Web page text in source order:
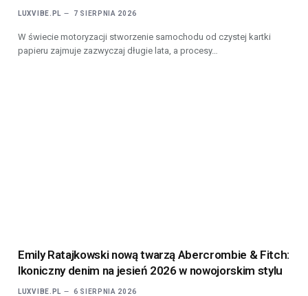
LUXVIBE.PL 7 SIERPNIA 2026
W świecie motoryzacji stworzenie samochodu od czystej kartki
papieru zajmuje zazwyczaj długie lata, a procesy…
Emily Ratajkowski nową twarzą Abercrombie & Fitch:
Ikoniczny denim na jesień 2026 w nowojorskim stylu
LUXVIBE.PL 6 SIERPNIA 2026